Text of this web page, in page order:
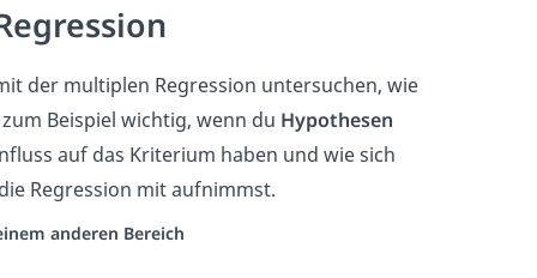
der multiplen Regression untersuchen, wie
Beispiel wichtig, wenn du Hypothesen
auf das Kriterium haben und wie sich
Regression mit aufnimmst.
anderen Bereich